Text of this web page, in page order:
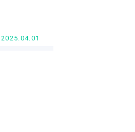
2025.04.01